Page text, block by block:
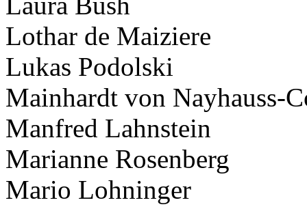
Lothar de Maiziere
Lukas Podolski
Mainhardt von Nayhauss-
Manfred Lahnstein
Marianne Rosenberg
Mario Lohninger